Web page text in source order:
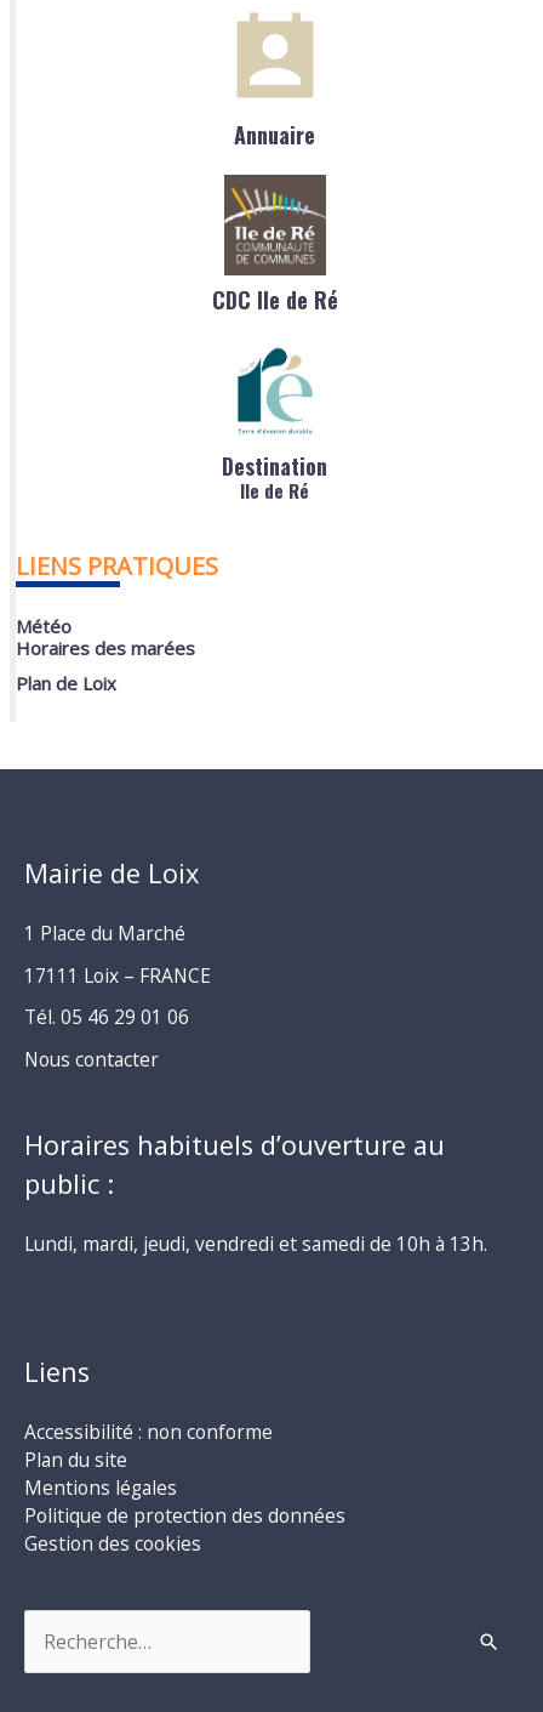
Annuaire
CDC Ile de Ré
Destination
Ile de Ré
LIENS PRATIQUES
Météo
Horaires des marées
Plan de Loix
Mairie de Loix
1 Place du Marché
17111 Loix – FRANCE
Tél. 05 46 29 01 06
Nous contacter
Horaires habituels d’ouverture au
public :
Lundi, mardi, jeudi, vendredi et samedi de 10h à 13h.
Liens
Accessibilité : non conforme
Plan du site
Mentions légales
Politique de protection des données
Gestion des cookies